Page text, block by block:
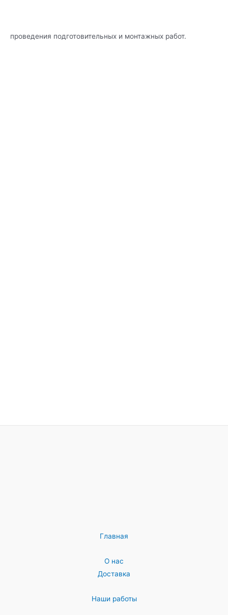
проведения подготовительных и монтажных работ.
Главная
О нас
Доставка
Наши работы